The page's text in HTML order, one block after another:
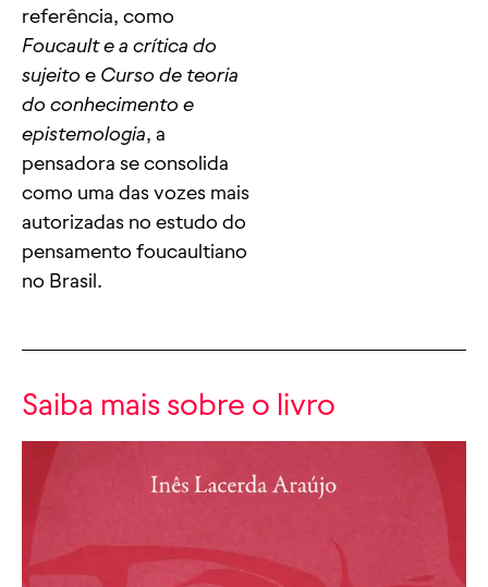
referência, como
Foucault e a crítica do
sujeito e Curso de teoria
do conhecimento e
epistemologia, a
pensadora se consolida
como uma das vozes mais
autorizadas no estudo do
pensamento foucaultiano
no Brasil.
Saiba mais sobre o livro